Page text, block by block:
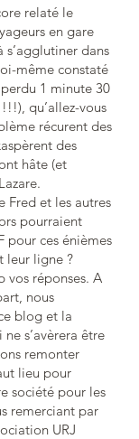
relaté le
en gare
dans
même constaté
1 minute 30
qu’allez-vous
récurent des
des
hâte (et
Fred et les autres
pourraient
pour ces énièmes
leur ligne ?
vos réponses. A
nous
blog et la
s’avèrera être
remonter
lieu pour
société pour les
remerciant par
URJ